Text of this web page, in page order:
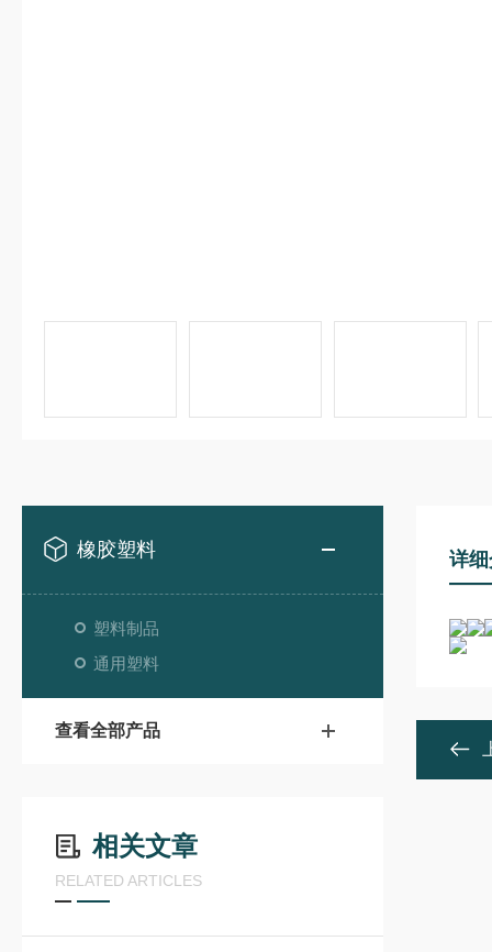
橡胶塑料
塑料制品
通用塑料
查看全部产品
相关文章
RELATED ARTICLES
详